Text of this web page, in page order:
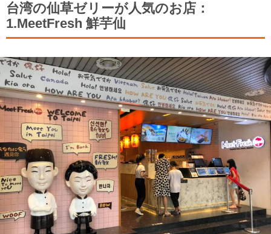
台湾の仙草ゼリーが人気のお店：
1.MeetFresh 鮮芋仙